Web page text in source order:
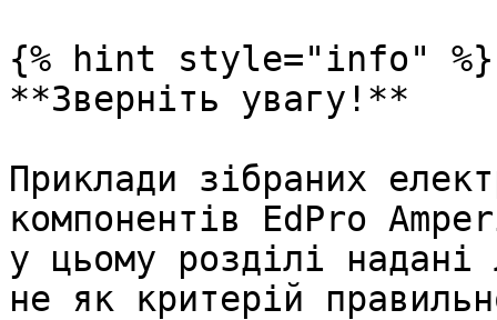
{% hint style="info" %}
**Зверніть увагу!**
Приклади зібраних
компонентів EdPro
у цьому розділі
не як критерій